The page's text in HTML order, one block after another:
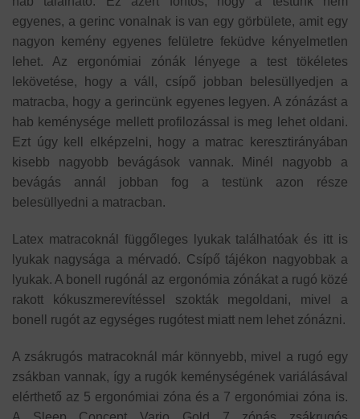
egyenes, a gerinc vonalnak is van egy görbülete, amit egy
nagyon kemény egyenes felületre feküdve kényelmetlen
lehet. Az ergonómiai zónák lényege a test tökéletes
lekövetése, hogy a váll, csípő jobban belesüllyedjen a
matracba, hogy a gerincünk egyenes legyen. A zónázást a
hab keménysége mellett profilozással is meg lehet oldani.
Ezt úgy kell elképzelni, hogy a matrac keresztirányában
kisebb nagyobb bevágások vannak. Minél nagyobb a
bevágás annál jobban fog a testünk azon része
belesüllyedni a matracban.
Latex matracoknál függőleges lyukak találhatóak és itt is
lyukak nagysága a mérvadó. Csípő tájékon nagyobbak a
lyukak. A bonell rugónál az ergonómia zónákat a rugó közé
rakott kókuszmerevítéssel szokták megoldani, mivel a
bonell rugót az egységes rugótest miatt nem lehet zónázni.
A zsákrugós matracoknál már könnyebb, mivel a rugó egy
zsákban vannak, így a rugók keménységének variálásával
elérthető az 5 ergonómiai zóna és a 7 ergonómiai zóna is.